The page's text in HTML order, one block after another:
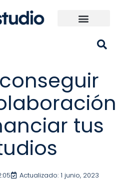
tus
Actualizado: 1 junio, 2023